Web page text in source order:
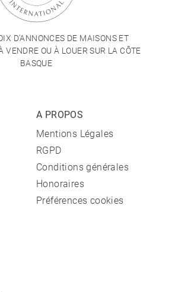
D'ANNONCES DE MAISONS ET
VENDRE OU À LOUER SUR LA CÔTE
BASQUE
A PROPOS
Mentions Légales
RGPD
Conditions générales
Honoraires
Préférences cookies